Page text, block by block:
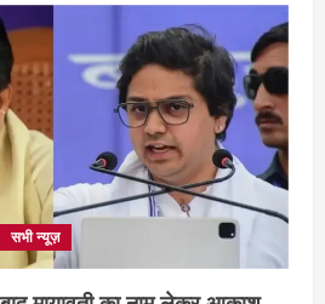
सभी न्यूज़